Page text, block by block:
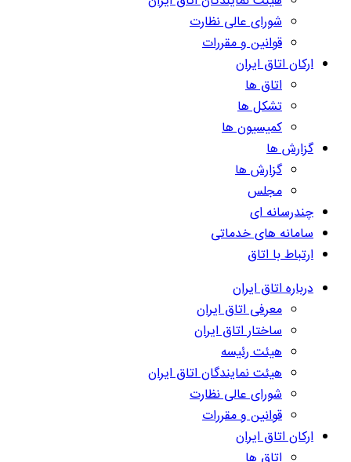
شورای عالی نظارت
قوانین و مقررات
ارکان اتاق ایران
اتاق ها
تشکل ها
کمیسیون ها
گزارش ها
گزارش ها
مجلس
چندرسانه ای
سامانه های خدماتی
ارتباط با اتاق
درباره اتاق ایران
معرفی اتاق ایران
ساختار اتاق ایران
هیئت رئیسه
هیئت نمایندگان اتاق ایران
شورای عالی نظارت
قوانین و مقررات
ارکان اتاق ایران